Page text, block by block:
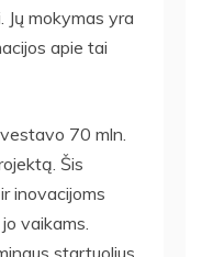
Jų mokymas yra
apie tai
70 mln.
Šis
inovacijoms
vaikams.
startuolius,